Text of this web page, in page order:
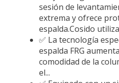
sesión de
extrema y ofrece
espalda.Cosido
✅ La tecnología
espalda FRG
comodidad de la
el...